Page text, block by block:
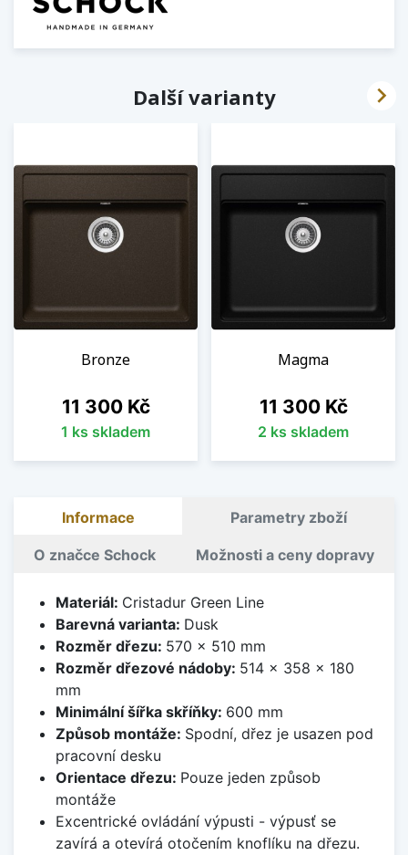
Další varianty
Bronze
Cena
11 300 Kč
1 ks skladem
Magma
Cena
11 300 Kč
2 ks skladem

Informace Parametry zboží
O značce Schock Možnosti a ceny dopravy
Materiál: Cristadur Green Line
Barevná varianta: Dusk
Rozměr dřezu: 570 x 510 mm
Rozměr dřezové nádoby: 514 x 358 x 180
mm
Minimální šířka skříňky: 600 mm
Způsob montáže: Spodní, dřez je usazen pod
pracovní desku
Orientace dřezu: Pouze jeden způsob
montáže
Excentrické ovládání výpusti - výpusť se
zavírá a otevírá otočením knoflíku na dřezu.